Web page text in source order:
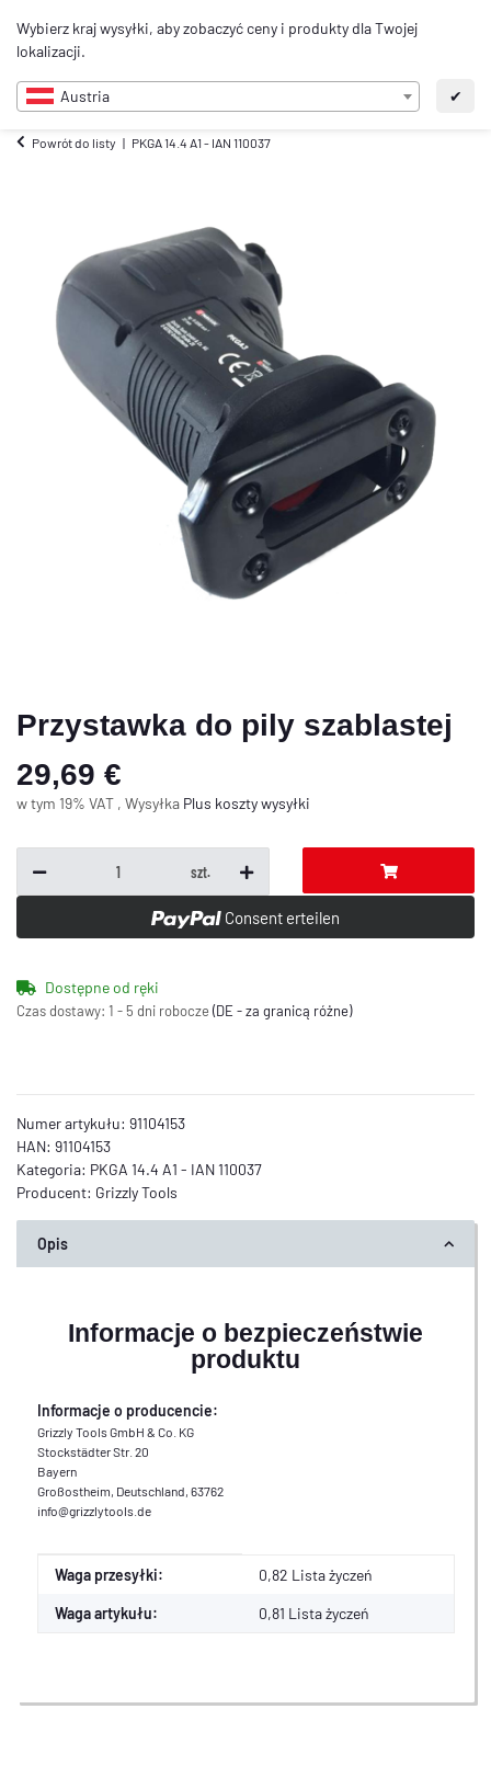
Wybierz kraj wysyłki, aby zobaczyć ceny i produkty dla Twojej
lokalizacji.
Austria ✔
PL
Powrót do listy PKGA 14.4 A1 - IAN 110037
Przystawka do pily szablastej
29,69 €
w tym 19% VAT , Wysyłka Plus koszty wysyłki
szt.
Consent erteilen
Dostępne od ręki
Czas dostawy: 1 - 5 dni robocze (DE - za granicą różne)
Numer artykułu: 91104153
HAN: 91104153
Kategoria: PKGA 14.4 A1 - IAN 110037
Producent: Grizzly Tools
Opis
Informacje o bezpieczeństwie
produktu
Informacje o producencie:
Grizzly Tools GmbH & Co. KG
Stockstädter Str. 20
Bayern
Großostheim, Deutschland, 63762
info@grizzlytools.de
Cecha produktu
Wartość
Waga przesyłki: 0,82 Lista życzeń
Waga artykułu: 0,81 Lista życzeń